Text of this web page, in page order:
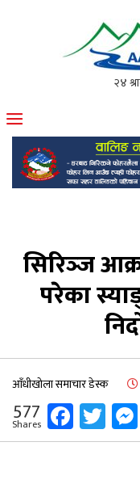
मोफसलकै लोकप्रिय
सिरिञ्‍ज
परेका
आँधीखोला समाचार डेस्क
577
Shares